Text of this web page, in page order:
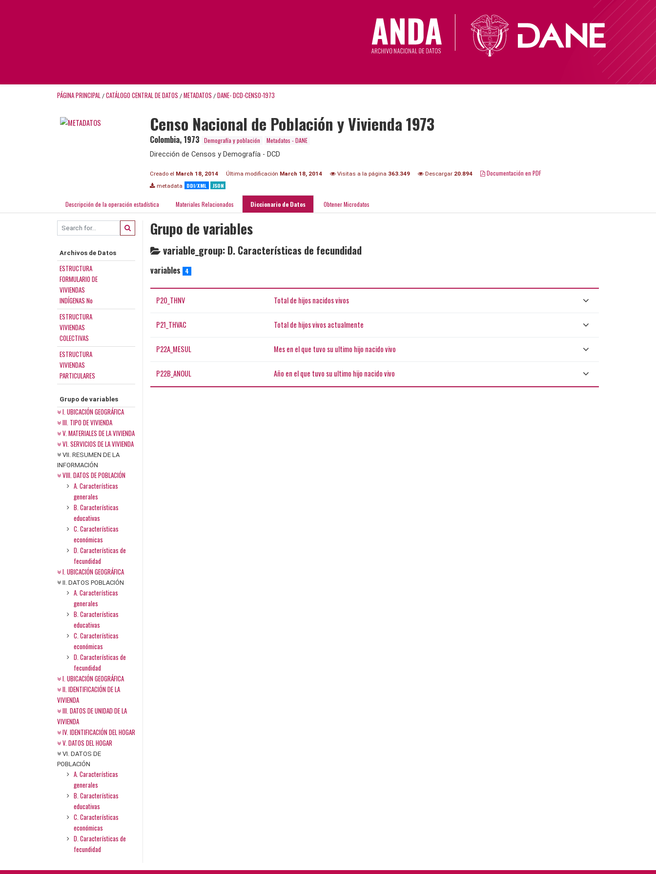
PÁGINA PRINCIPAL / CATÁLOGO CENTRAL DE DATOS / METADATOS / DANE- DCD-CENSO-1973
Censo Nacional de Población y Vivienda 1973
Colombia, 1973 Demografía y población
Metadatos - DANE
Dirección de Censos y Demografía - DCD
Creado el March 18, 2014 Última modificación March 18, 2014 Visitas a la página 363.349 Descargar 20.894 Documentación en PDF
metadata DDI/XML JSON
Descripción de la operación estadística Materiales Relacionados Diccionario de Datos Obtener Microdatos
Archivos de Datos
ESTRUCTURA
FORMULARIO DE
VIVIENDAS
INDÍGENAS No
ESTRUCTURA
VIVIENDAS
COLECTIVAS
ESTRUCTURA
VIVIENDAS
PARTICULARES
Grupo de variables
I. UBICACIÓN GEOGRÁFICA
III. TIPO DE VIVIENDA
V. MATERIALES DE LA VIVIENDA
VI. SERVICIOS DE LA VIVIENDA
VII. RESUMEN DE LA
INFORMACIÓN
VIII. DATOS DE POBLACIÓN
A. Características
generales
B. Características
educativas
C. Características
económicas
D. Características de
fecundidad
I. UBICACIÓN GEOGRÁFICA
II. DATOS POBLACIÓN
A. Características
generales
B. Características
educativas
C. Características
económicas
D. Características de
fecundidad
I. UBICACIÓN GEOGRÁFICA
II. IDENTIFICACIÓN DE LA
VIVIENDA
III. DATOS DE UNIDAD DE LA
VIVIENDA
IV. IDENTIFICACIÓN DEL HOGAR
V. DATOS DEL HOGAR
VI. DATOS DE
POBLACIÓN
A. Características
generales
B. Características
educativas
C. Características
económicas
D. Características de
fecundidad
Grupo de variables
variable_group: D. Características de fecundidad
variables 4
P20_THNV Total de hijos nacidos vivos
P21_THVAC Total de hijos vivos actualmente
P22A_MESUL Mes en el que tuvo su ultimo hijo nacido vivo
P22B_ANOUL Año en el que tuvo su ultimo hijo nacido vivo